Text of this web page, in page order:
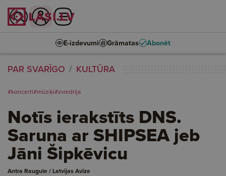
E-izdevumi Grāmatas Abonēt
PAR SVARĪGO KULTŪRA
#koncerti#mūziķi#zviedrija
Notīs ierakstīts DNS.
Saruna ar SHIPSEA jeb
Jāni Šipkēvicu
Antra Raugule / Latvijas Avīze